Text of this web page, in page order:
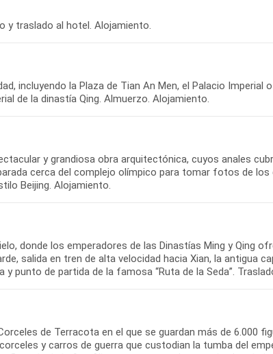
y traslado al hotel. Alojamiento.
incluyendo la Plaza de Tian An Men, el Palacio Imperial
de la dinastía Qing. Almuerzo. Alojamiento.
y grandiosa obra arquitectónica, cuyos anales
cerca del complejo olímpico para tomar fotos de los
Beijing. Alojamiento.
donde los emperadores de las Dinastías Ming y Qing
salida en tren de alta velocidad hacia Xian, la antigua
punto de partida de la famosa “Ruta de la Seda”.
de Terracota en el que se guardan más de 6.000
y carros de guerra que custodian la tumba del